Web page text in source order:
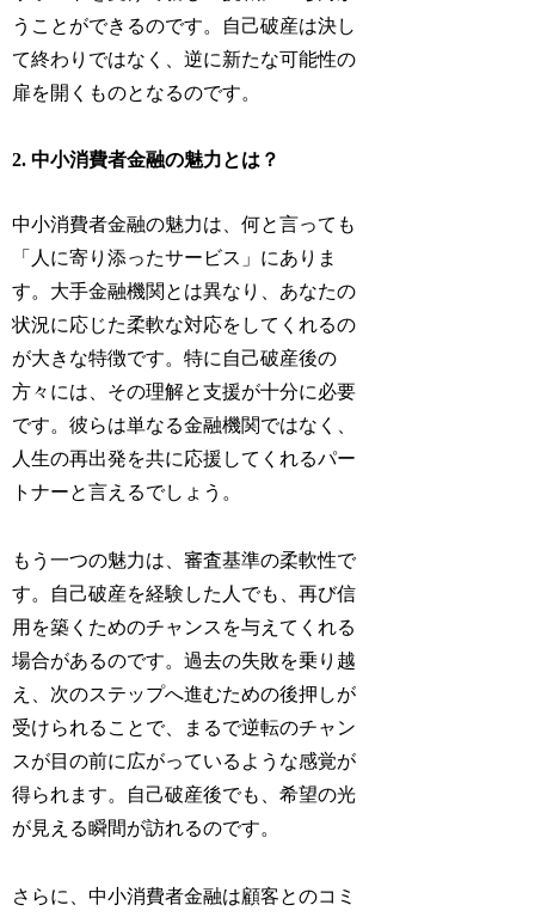
うことができるのです。自己破産は決し
て終わりではなく、逆に新たな可能性の
扉を開くものとなるのです。
2. 中小消費者金融の魅力とは？
中小消費者金融の魅力は、何と言っても
「人に寄り添ったサービス」にありま
す。大手金融機関とは異なり、あなたの
状況に応じた柔軟な対応をしてくれるの
が大きな特徴です。特に自己破産後の
方々には、その理解と支援が十分に必要
です。彼らは単なる金融機関ではなく、
人生の再出発を共に応援してくれるパー
トナーと言えるでしょう。
もう一つの魅力は、審査基準の柔軟性で
す。自己破産を経験した人でも、再び信
用を築くためのチャンスを与えてくれる
場合があるのです。過去の失敗を乗り越
え、次のステップへ進むための後押しが
受けられることで、まるで逆転のチャン
スが目の前に広がっているような感覚が
得られます。自己破産後でも、希望の光
が見える瞬間が訪れるのです。
さらに、中小消費者金融は顧客とのコミ